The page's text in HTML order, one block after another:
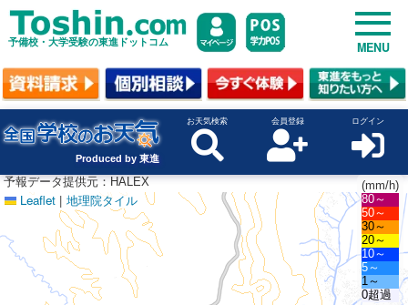
予備校・大学受験の東進ドットコム MENU
Produced by 東進
お天気検索 会員登録 ログイン
Leaflet | 地理院タイル
(mm/h)
80～
50～
30～
20～
10～
5～
1～
0超過
予報データ提供元：HALEX